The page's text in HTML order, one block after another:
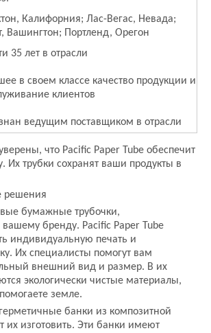
Калифорния; Лас-Вегас, Невада;
Вашингтон; Портленд, Орегон
35 лет в отрасли
в своем классе качество продукции и
клиентов
ведущим поставщиком в отрасли
что Pacific Paper Tube обеспечит
Их трубки сохранят ваши продукты в
решения
бумажные трубочки,
вашему бренду. Pacific Paper Tube
индивидуальную печать и
Их специалисты помогут вам
внешний вид и размер. В их
экологически чистые материалы,
земле.
банки из композитной
их изготовить. Эти банки имеют